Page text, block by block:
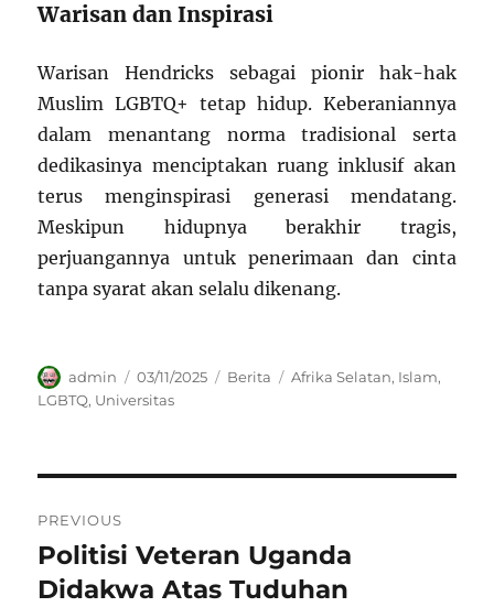
Warisan dan Inspirasi
Warisan Hendricks sebagai pionir hak-hak
Muslim LGBTQ+ tetap hidup. Keberaniannya
dalam menantang norma tradisional serta
dedikasinya menciptakan ruang inklusif akan
terus menginspirasi generasi mendatang.
Meskipun hidupnya berakhir tragis,
perjuangannya untuk penerimaan dan cinta
tanpa syarat akan selalu dikenang.
Author
admin
Posted
on
03/11/2025 Categories
Berita Tags
Afrika Selatan, Islam,
LGBTQ, Universitas
pos
PREVIOUS
Previous
post:
Politisi Veteran Uganda
Didakwa Atas Tuduhan